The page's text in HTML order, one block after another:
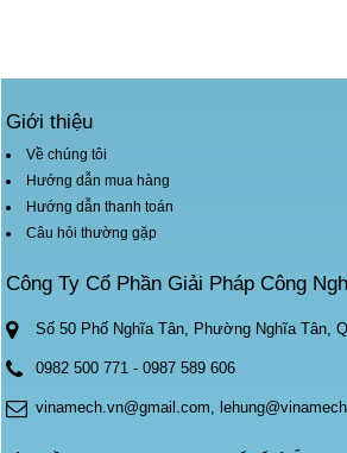
Giới thiệu
Về chúng tôi
Hướng dẫn mua hàng
Hướng dẫn thanh toán
Câu hỏi thường gặp
Công Ty Cổ Phần Giải Pháp Công
Số 50 Phố Nghĩa Tân, Phường Nghĩa Tân,
0982 500 771 -0987 589 606
vinamech.vn@gmail.com,